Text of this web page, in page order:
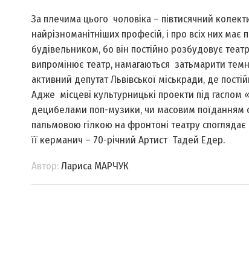
За плечима цього чоловіка – півтисячний
найрізноманітніших професій, і про всіх них
будівельником, бо він постійно розбудовує
випромінює театр, намагаються затьмарити
активний депутат Львівської міськради, де
Адже місцеві культурницькі проекти під
децибелами поп-музики, чи масовим поїданням
пальмовою гілкою на фронтоні театру споглядає
її керманич – 70-річний Артист Тадей Едер.
Автор:Лариса МАРЧУК